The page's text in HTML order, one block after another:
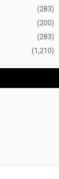
(283)
(200)
(283)
(1,210)